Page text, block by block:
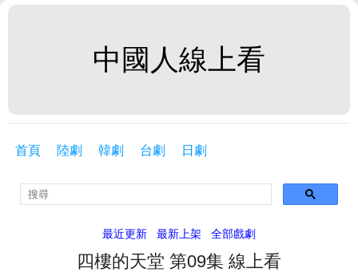
中國人線上看
首頁 陸劇 韓劇 台劇 日劇
最近更新 最新上架 全部戲劇
四樓的天堂 第09集 線上看